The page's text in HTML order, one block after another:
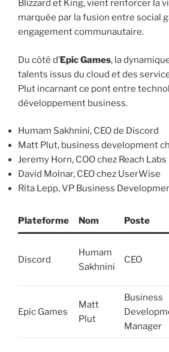
Blizzard et King, vient renforcer la
marquée par la fusion entre social
engagement communautaire.
Du côté d’Epic Games, la
talents issus du cloud et des
Plut incarnant ce pont entre
développement business.
Humam Sakhnini, CEO de Discord
Matt Plut, business development
Jeremy Horn, COO chez Reach Labs
David Molnar, CEO chez UserWise
Rita Lepp, VP Business
Plateforme Nom Poste
Discord
Humam
Sakhnini
CEO
Epic Games
Matt
Plut
Business
Manager